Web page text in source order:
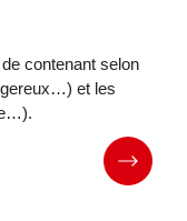
contenant selon
et les